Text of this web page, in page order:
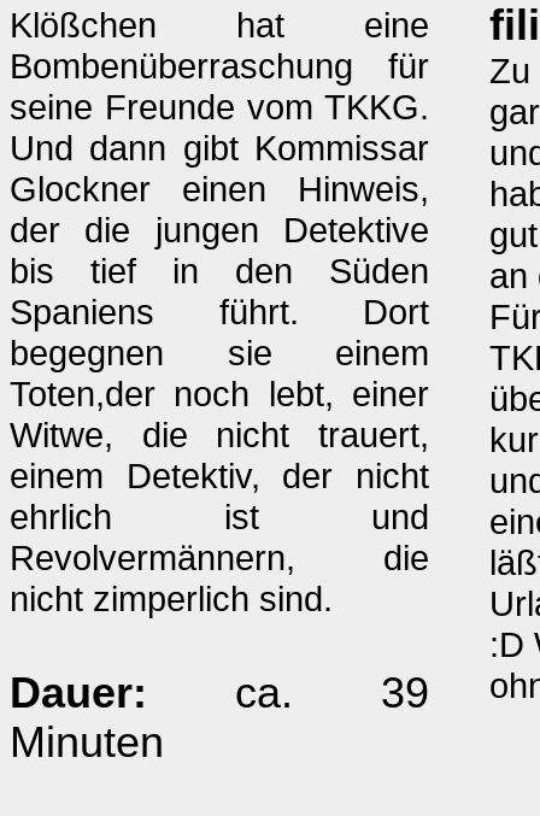
Klößchen hat eine
Bombenüberraschung für
seine Freunde vom TKKG.
Und dann gibt Kommissar
Glockner einen Hinweis,
der die jungen Detektive
bis tief in den Süden
Spaniens führt. Dort
begegnen sie einem
Toten,der noch lebt, einer
Witwe, die nicht trauert,
einem Detektiv, der nicht
ehrlich ist und
Revolvermännern, die
nicht zimperlich sind.
Dauer: ca. 39
Minuten
Zu
an
:D